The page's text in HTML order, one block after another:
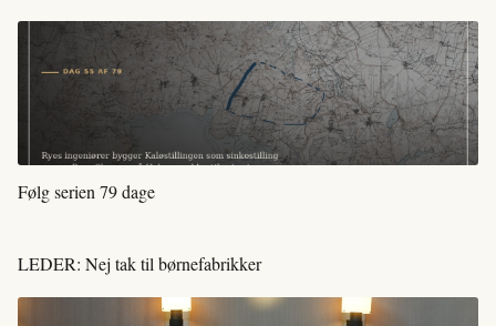
Følg serien 79 dage
LEDER: Nej tak til børnefabrikker